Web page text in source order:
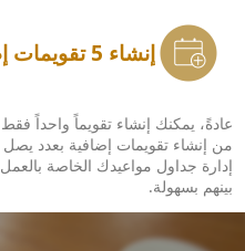
إنشاء 5 تقويمات إضافية
عادةً، يمكنك إنشاء تقويماً واحداً
إدارة جداول مواعيدك الخاصة
بينهم بسهولة.